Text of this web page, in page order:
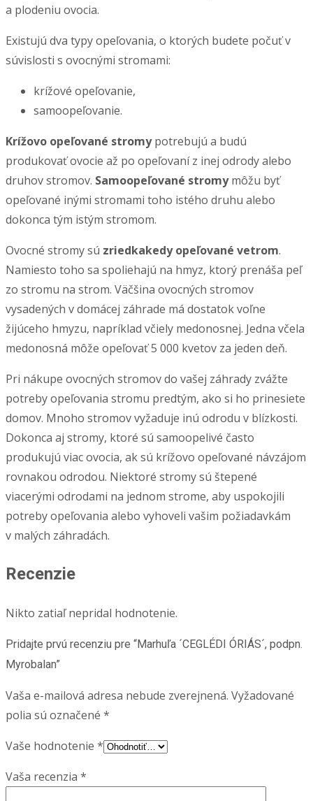
a plodeniu ovocia.
Existujú dva typy opeľovania, o ktorých budete počuť v
súvislosti s ovocnými stromami:
krížové opeľovanie,
samoopeľovanie.
Krížovo opeľované stromypotrebujú a budú
produkovať ovocie až po opeľovaní z inej odrody alebo
druhov stromov. Samoopeľované stromymôžu byť
opeľované inými stromami toho istého druhu alebo
dokonca tým istým stromom.
Ovocné stromy sú zriedkakedy opeľované vetrom.
Namiesto toho sa spoliehajú na hmyz, ktorý prenáša peľ
zo stromu na strom. Väčšina ovocných stromov
vysadených v domácej záhrade má dostatok voľne
žijúceho hmyzu, napríklad včiely medonosnej. Jedna včela
medonosná môže opeľovať 5 000 kvetov za jeden deň.
Pri nákupe ovocných stromov do vašej záhrady zvážte
potreby opeľovania stromu predtým, ako si ho prinesiete
domov. Mnoho stromov vyžaduje inú odrodu v blízkosti.
Dokonca aj stromy, ktoré sú samoopelivé často
produkujú viac ovocia, ak sú krížovo opeľované návzájom
rovnakou odrodou. Niektoré stromy sú štepené
viacerými odrodami na jednom strome, aby uspokojili
potreby opeľovania alebo vyhoveli vašim požiadavkám
v malých záhradách.
Recenzie
Nikto zatiaľ nepridal hodnotenie.
Pridajte prvú recenziu pre “Marhuľa ´CEGLÉDI ÓRIÁS´, podpn.
Myrobalan”
Vaša e-mailová adresa nebude zverejnená. Vyžadované
polia sú označené *
Vaše hodnotenie *
Vaša recenzia *